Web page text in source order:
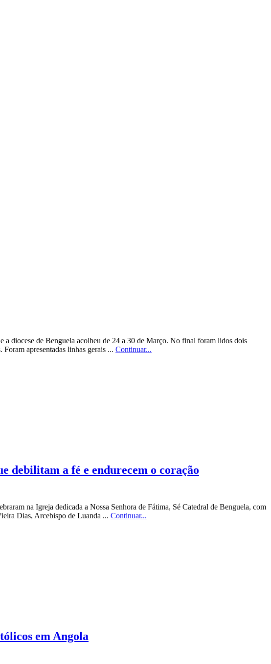
diocese de Benguela acolheu de 24 a 30 de Março. No final foram lidos dois
apresentadas linhas gerais ... Continuar...
debilitam a fé e endurecem o coração
na Igreja dedicada a Nossa Senhora de Fátima, Sé Catedral de Benguela, com
Dias, Arcebispo de Luanda ... Continuar...
em Angola